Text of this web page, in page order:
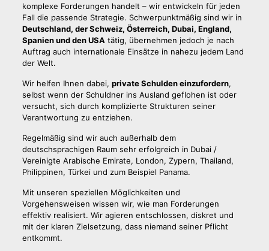
komplexe Forderungen handelt – wir entwickeln für jeden
Fall die passende Strategie. Schwerpunktmäßig sind wir in
Deutschland, der Schweiz, Österreich, Dubai, England,
Spanien und den USA tätig, übernehmen jedoch je nach
Auftrag auch internationale Einsätze in nahezu jedem Land
der Welt.
Wir helfen Ihnen dabei, private Schulden einzufordern,
selbst wenn der Schuldner ins Ausland geflohen ist oder
versucht, sich durch komplizierte Strukturen seiner
Verantwortung zu entziehen.
Regelmäßig sind wir auch außerhalb dem
deutschsprachigen Raum sehr erfolgreich in Dubai /
Vereinigte Arabische Emirate, London, Zypern, Thailand,
Philippinen, Türkei und zum Beispiel Panama.
Mit unseren speziellen Möglichkeiten und
Vorgehensweisen wissen wir, wie man Forderungen
effektiv realisiert. Wir agieren entschlossen, diskret und
mit der klaren Zielsetzung, dass niemand seiner Pflicht
entkommt.